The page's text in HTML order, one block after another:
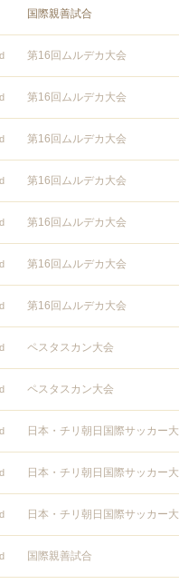
国際親善試合
第16回ムルデカ大会
第16回ムルデカ大会
第16回ムルデカ大会
第16回ムルデカ大会
第16回ムルデカ大会
第16回ムルデカ大会
第16回ムルデカ大会
ペスタスカン大会
ペスタスカン大会
日本・チリ朝日国際サッカー
日本・チリ朝日国際サッカー
日本・チリ朝日国際サッカー
国際親善試合